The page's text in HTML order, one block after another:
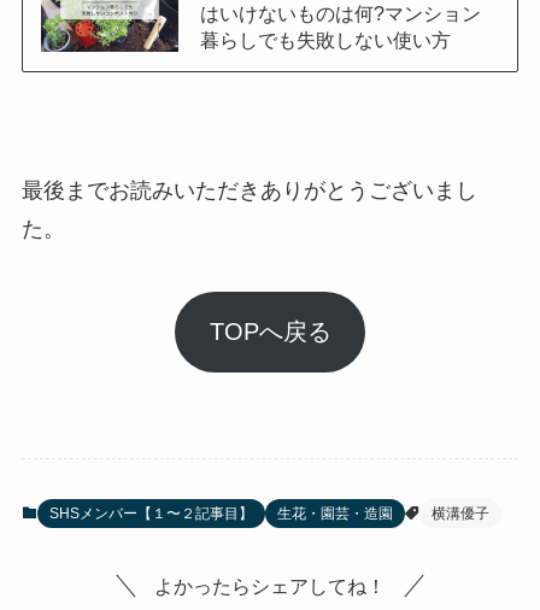
はいけないものは何?マンション
暮らしでも失敗しない使い方
最後までお読みいただきありがとうございまし
た。
TOPへ戻る
SHSメンバー【１〜２記事目】 生花・園芸・造園 横溝優子
よかったらシェアしてね！